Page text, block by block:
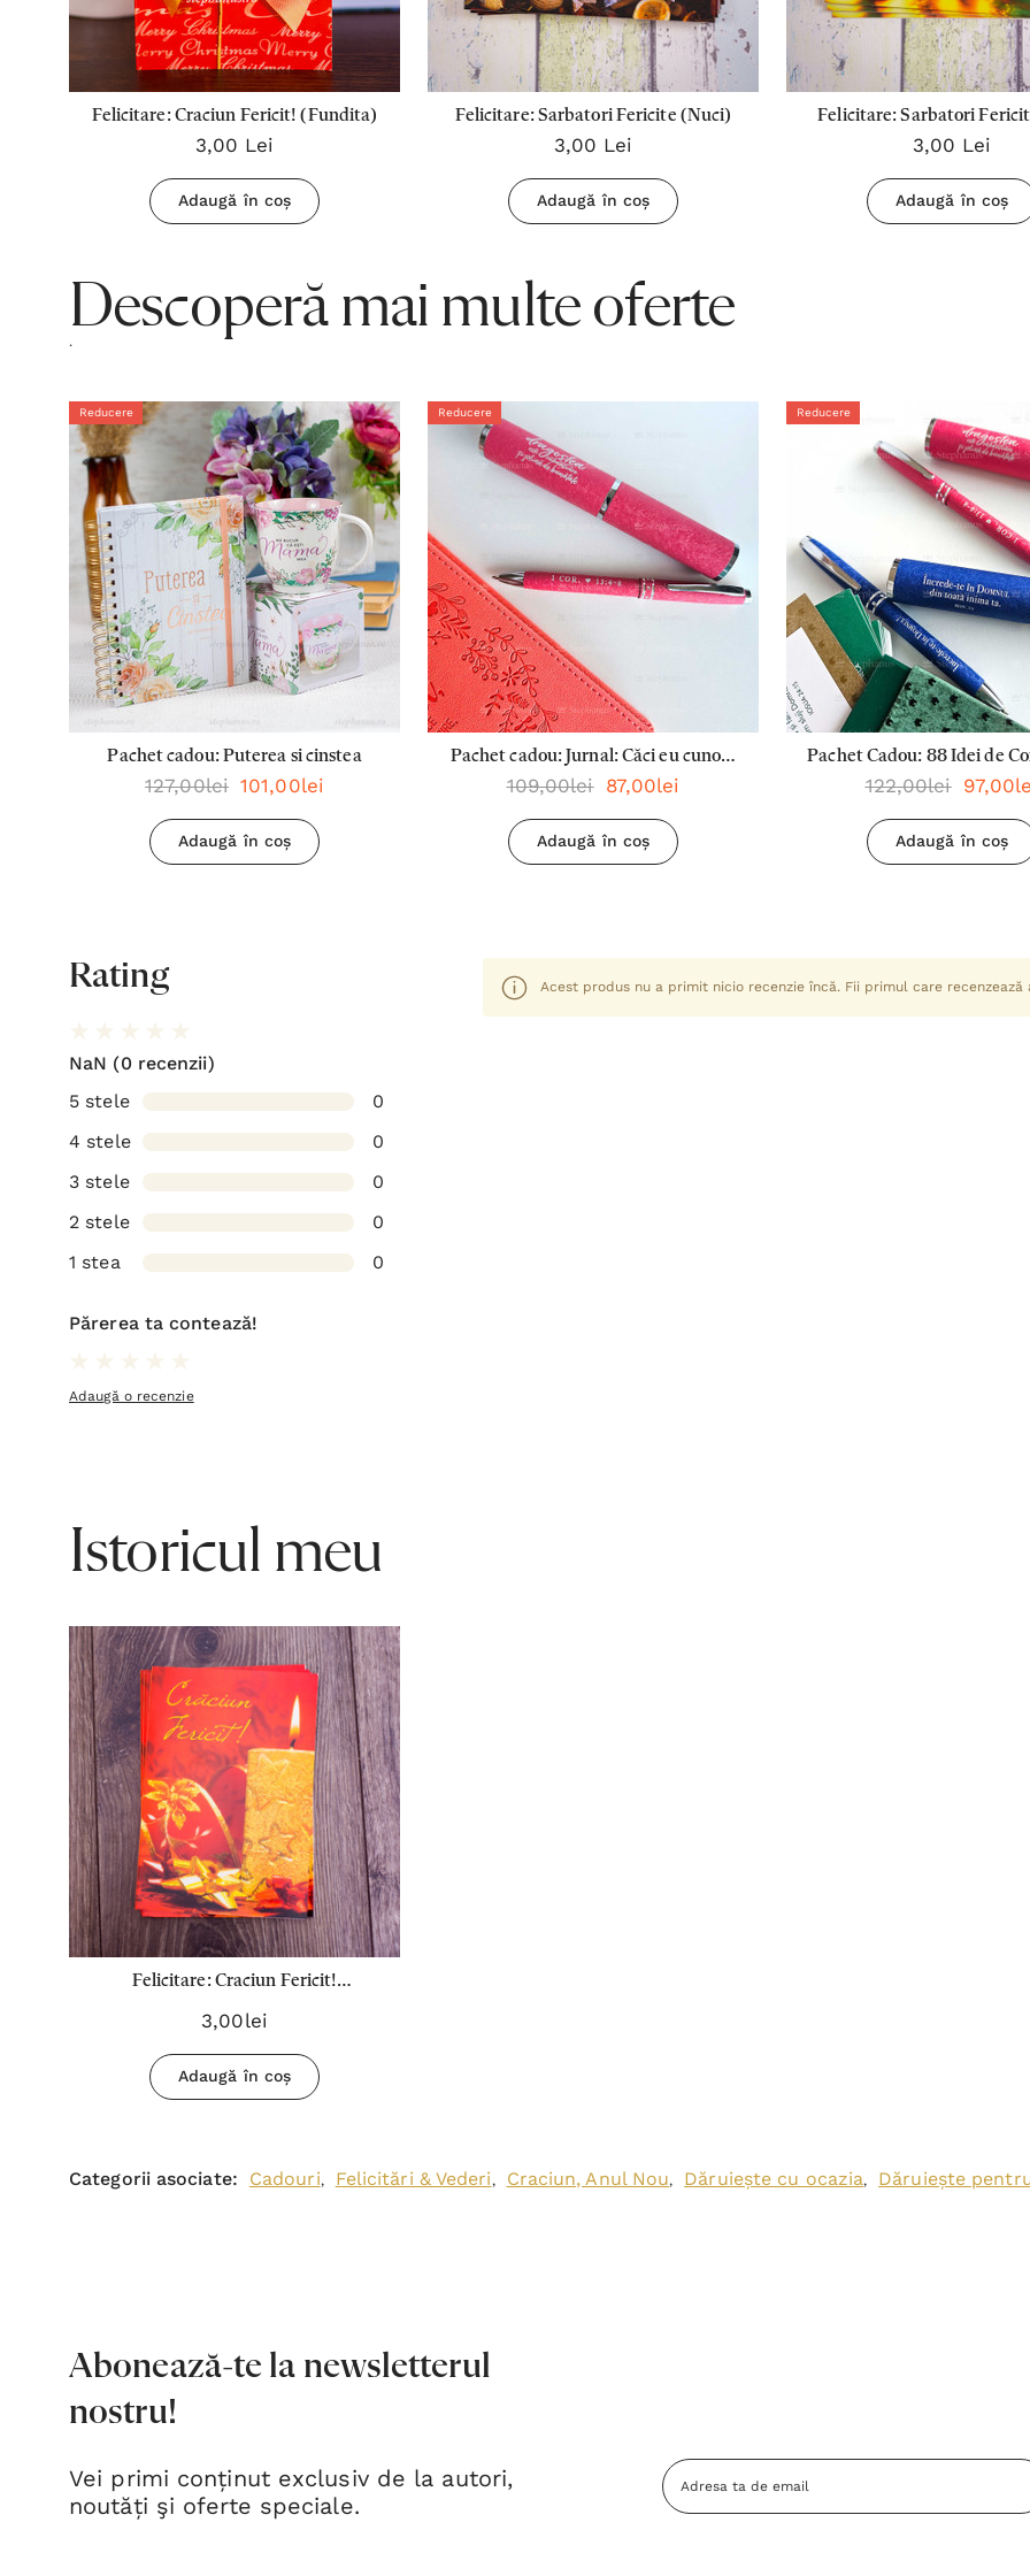
Felicitare: Craciun Fericit! (Fundita)
3,00 Lei
Adaugă în coș
Felicitare: Sarbatori Fericite (Nuci)
3,00 Lei
Adaugă în coș
Felicitare: Sarbatori
Zapada)
3,00 Lei
Adaugă în coș
Descoperă mai multe oferte
.
Reducere
Pachet cadou: Puterea si cinstea
127,00lei 101,00lei
Adaugă în coș
Reducere
Pachet cadou: Jurnal: Căci eu cunosc
planurile + Pix: Dragostea este
răbdătoare
109,00lei 87,00lei
Adaugă în coș
Reducere
Pachet Cadou: 88 Idei de
In Familie + Pix:
Rabdatoare + Pix:
Domnul Din Toata
122,00lei
Adaugă în coș
Rating
NaN (0 recenzii)
5 stele
0
4 stele
0
3 stele
0
2 stele
0
1 stea
0
Părerea ta contează!
Adaugă o recenzie
Acest produs nu a primit nicio recenzie încă. Fii primul care recenzează
Istoricul meu
Felicitare: Craciun Fericit!
(Lumanare)
3,00lei
Adaugă în coș
Categorii asociate: Cadouri, Felicitări & Vederi, Craciun, Anul Nou, Dăruiește cu ocazia, Dăruiește
Abonează-te la newsletterul
nostru!
Vei primi conținut exclusiv de la autori,
noutăți şi oferte speciale.
Adresa
Email